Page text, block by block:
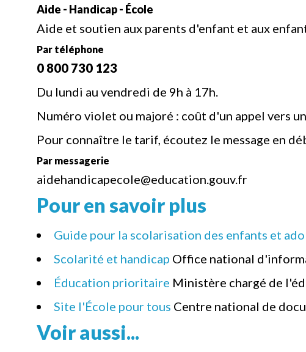
Aide - Handicap - École
Aide et soutien aux parents d'enfant et aux
Par téléphone
0 800 730 123
Du lundi au vendredi de 9h à 17h.
Numéro violet ou majoré : coût d'un appel vers
Pour connaître le tarif, écoutez le message en
Par messagerie
aidehandicapecole@education.gouv.fr
Pour en savoir plus
Guide pour la scolarisation des enfants et
Scolarité et handicap Office national
Éducation prioritaire Ministère chargé de
Site l'École pour tous Centre national de
Voir aussi...